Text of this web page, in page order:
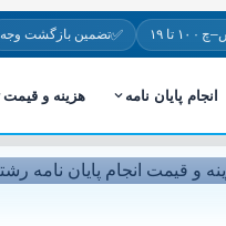
· ۱۰ تا ۱۹ ✅تضمین بازگشت وجه
انجام پایان نامه هزینه و قیمت